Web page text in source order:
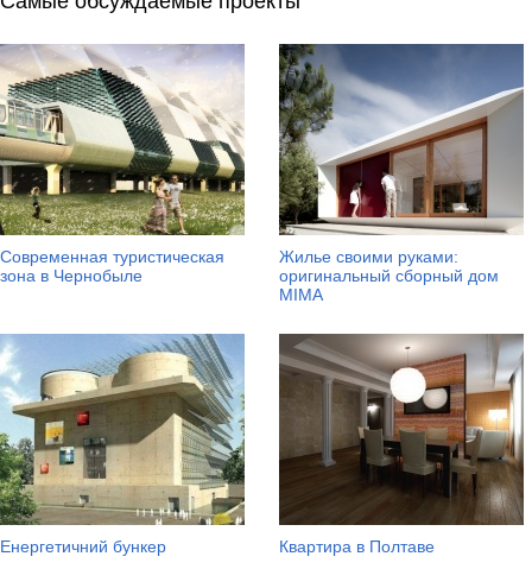
Современная туристическая
зона в Чернобыле
Жилье своими руками:
оригинальный сборный дом
MIMA
Енергетичний бункер Квартира в Полтаве